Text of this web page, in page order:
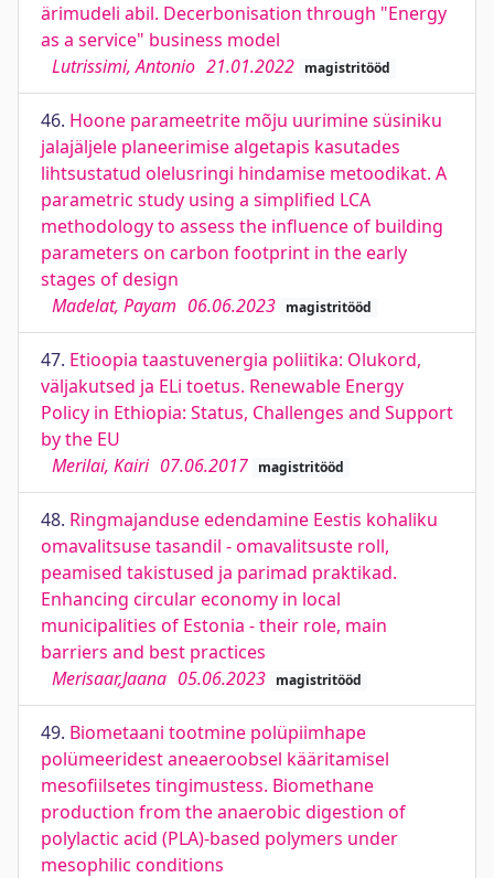
ärimudeli abil. Decerbonisation through "Energy
as a service" business model
Lutrissimi, Antonio 21.01.2022 magistritööd
46. Hoone parameetrite mõju uurimine süsiniku
jalajäljele planeerimise algetapis kasutades
lihtsustatud olelusringi hindamise metoodikat. A
parametric study using a simplified LCA
methodology to assess the influence of building
parameters on carbon footprint in the early
stages of design
Madelat, Payam 06.06.2023 magistritööd
47. Etioopia taastuvenergia poliitika: Olukord,
väljakutsed ja ELi toetus. Renewable Energy
Policy in Ethiopia: Status, Challenges and Support
by the EU
Merilai, Kairi 07.06.2017 magistritööd
48. Ringmajanduse edendamine Eestis kohaliku
omavalitsuse tasandil - omavalitsuste roll,
peamised takistused ja parimad praktikad.
Enhancing circular economy in local
municipalities of Estonia - their role, main
barriers and best practices
Merisaar,Jaana 05.06.2023 magistritööd
49. Biometaani tootmine polüpiimhape
polümeeridest aneaeroobsel kääritamisel
mesofiilsetes tingimustess. Biomethane
production from the anaerobic digestion of
polylactic acid (PLA)-based polymers under
mesophilic conditions